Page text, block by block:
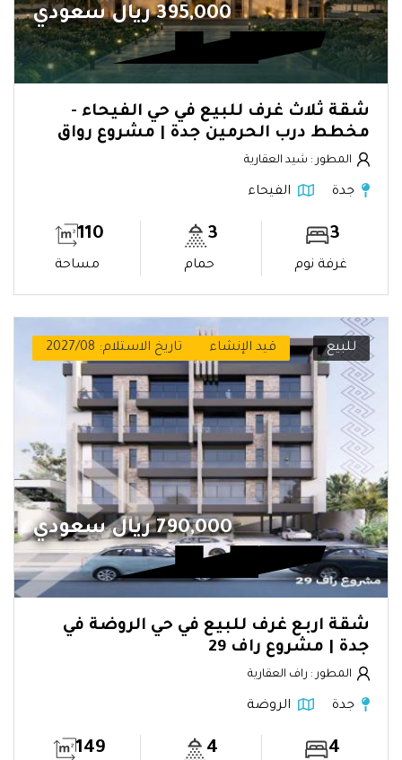
395,000 ريال سعودي
شقة ثلاث غرف للبيع في حي الفيحاء -
مخطط درب الحرمين جدة | مشروع رواق
المطور : شيد العقارية
جدة الفيحاء
3
غرفة نوم
3
حمام
110
مساحة
للبيع قيد الإنشاء تاريخ الاستلام: 2027/08
790,000 ريال سعودي
شقة اربع غرف للبيع في حي الروضة في
جدة | مشروع راف 29
المطور : راف العقارية
جدة الروضة
4
4
149